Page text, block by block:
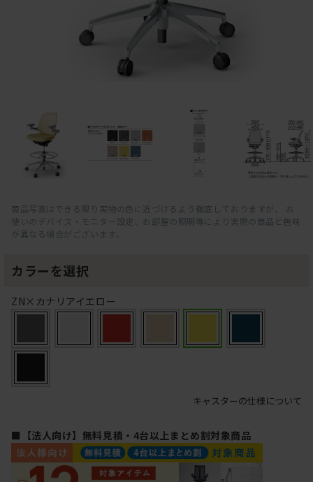
商品写真はできる限り実物の色に近づけるよう徹底しておりますが、 お
使いのデバイス・モニター設定、お部屋の照明等により実際の商品と色味
が異なる場合がございます。
カラーを選択
ZN×カナリアイエロー
キャスターの仕様について
■【法人向け】無料見積・4台以上まとめ割対象商品